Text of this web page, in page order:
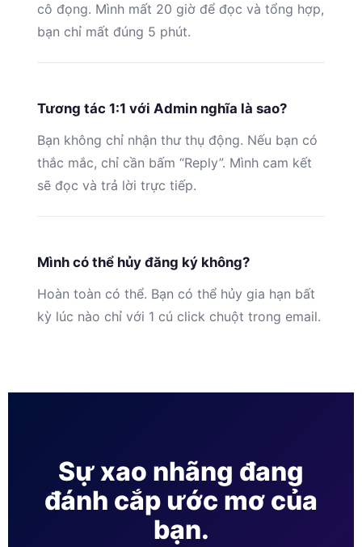
cô đọng. Mình mất 20 giờ để đọc và tổng hợp,
bạn chỉ mất đúng 5 phút.
Tương tác 1:1 với Admin nghĩa là sao?
Bạn không chỉ nhận thư thụ động. Nếu bạn có
thắc mắc, chỉ cần bấm “Reply”. Mình cam kết
sẽ đọc và trả lời trực tiếp.
Mình có thể hủy đăng ký không?
Hoàn toàn có thể. Bạn có thể hủy gia hạn bất
kỳ lúc nào chỉ với 1 cú click chuột trong email.
Sự xao nhãng đang
đánh cắp ước mơ của
bạn.